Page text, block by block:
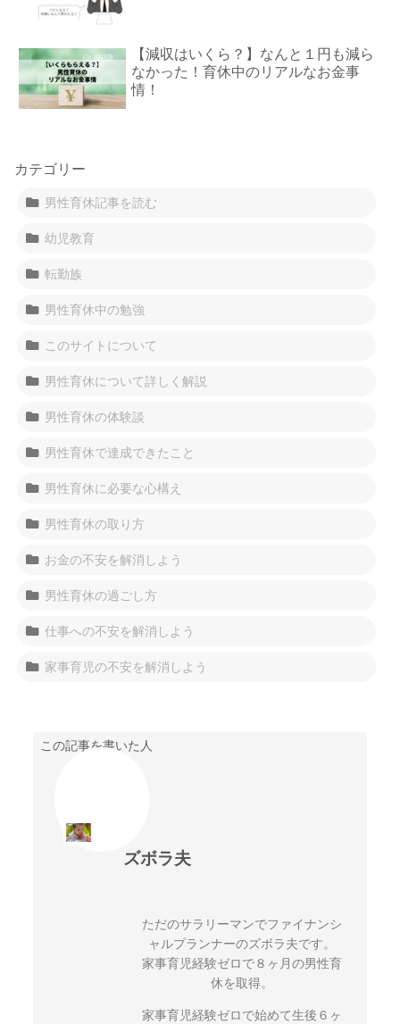
【減収はいくら？】なんと１円も減ら
なかった！育休中のリアルなお金事
情！
カテゴリー
男性育休記事を読む
幼児教育
転勤族
男性育休中の勉強
このサイトについて
男性育休について詳しく解説
男性育休の体験談
男性育休で達成できたこと
男性育休に必要な心構え
男性育休の取り方
お金の不安を解消しよう
男性育休の過ごし方
仕事への不安を解消しよう
家事育児の不安を解消しよう
この記事を書いた人
ズボラ夫
ただのサラリーマンでファイナンシ
ャルプランナーのズボラ夫です。
家事育児経験ゼロで８ヶ月の男性育
休を取得。
家事育児経験ゼロで始めて生後６ヶ